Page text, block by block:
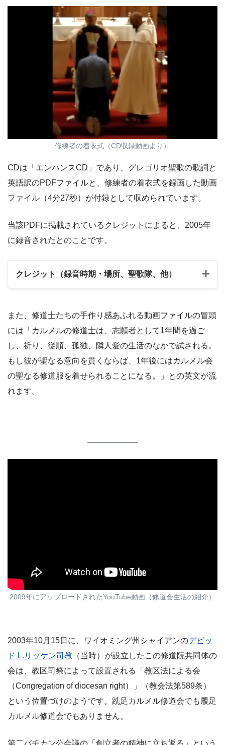
修練者の着衣式（CD収録動画より）
CDは「エンハンスCD」であり、グレゴリオ聖歌の歌詞と
英語訳のPDFファイルと、修練者の着衣式を録画した動画
ファイル（4分27秒）が付録として収められています。
当該PDFに掲載されているクレジットによると、2005年
に録音されたとのことです。
クレジット（録音時期・場所、聖歌隊、他）
また、修道士たちの手作り感あふれる動画ファイルの冒頭
には「カルメルの修道士は、志願者として1年間を過ご
し、祈り、従順、孤独、隣人愛の生活のなかで試される。
もし彼が聖なる意向を貫くならば、1年後にはカルメル会
の聖なる修道服を着せられることになる。」との英文が流
れます。
2009年にアップロードされたYouTube動画（修道会生活の紹介）
2003年10月15日に、ワイオミング州シャイアンのデビッ
ド L.リッケン司教 （当時）が設立したこの修道院共同体の
会は、教区司祭によって設置される「教区法による会
（Congregation of diocesan right）」（教会法第589条）
という位置づけのようです。跣足カルメル修道会でも履足
カルメル修道会でもありません。
第二バチカン公会議の「創立者の精神に立ち返る」という